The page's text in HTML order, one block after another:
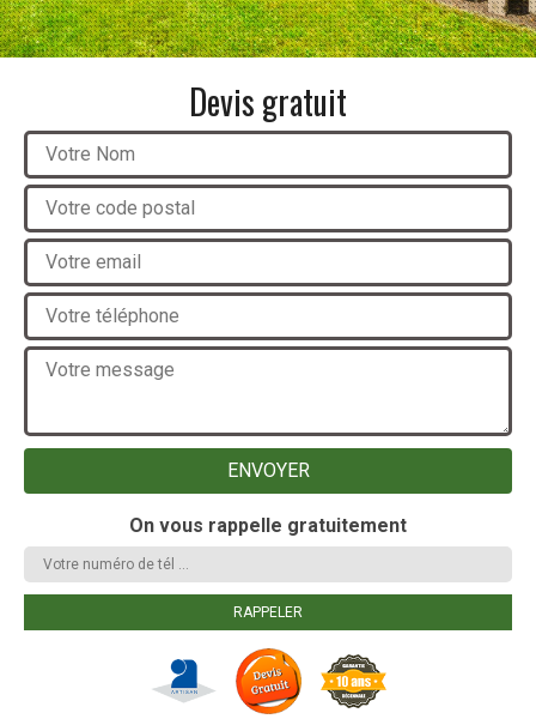
Devis gratuit
On vous rappelle gratuitement